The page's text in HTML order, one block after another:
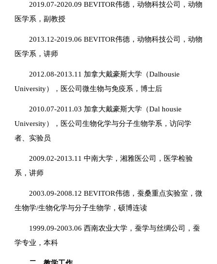
2019.07-2020.09 BEVITOR伟德，动物科技公司，动物
医学系，副教授
2013.12-2019.06 BEVITOR伟德，动物科技公司，动物
医学系，讲师
2012.08-2013.11 加拿大戴豪斯大学（Dalhousie
University），医公司微生物与免疫系，博士后
2010.07-2011.03 加拿大戴豪斯大学（Dal housie
University），医公司生物化学与分子生物学系，访问学
者、实验员
2009.02-2013.11 中南大学，湘雅医公司，医学检验
系，讲师
2003.09-2008.12 BEVITOR伟德，蚕桑重点实验室，微
生物学/生物化学与分子生物学，硕博连读
1999.09-2003.06 西南农业大学，蚕学与丝绸公司，蚕
学专业，本科